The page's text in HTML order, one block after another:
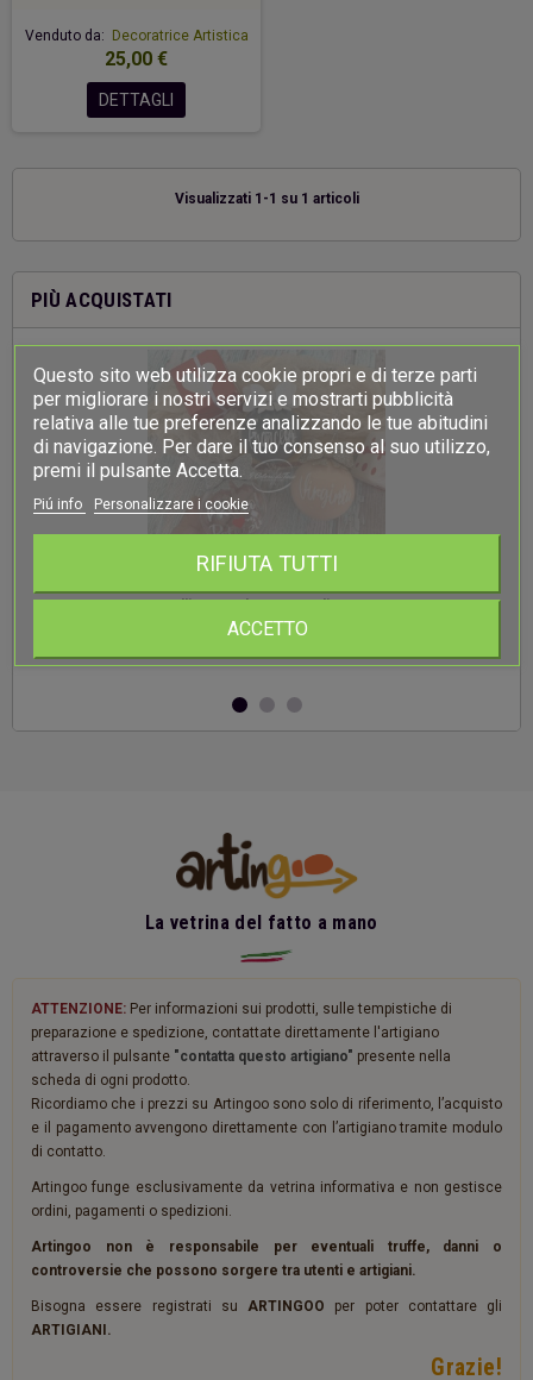
PIÙ ACQUISTATI
3,50 €
Venduto da: Decoratrice Artistica
25,00 €
DETTAGLI
Visualizzati 1-1 su 1 articoli
La vetrina del fatto a mano
ATTENZIONE: Per informazioni sui prodotti, sulle tempistiche di
preparazione e spedizione, contattate direttamente l'artigiano
attraverso il pulsante "contatta questo artigiano" presente nella
scheda di ogni prodotto.
Ricordiamo che i prezzi su Artingoo sono solo di riferimento, l’acquisto
e il pagamento avvengono direttamente con l’artigiano tramite modulo
di contatto.
Artingoo funge esclusivamente da vetrina informativa e non gestisce
ordini, pagamenti o spedizioni.
Artingoo non è responsabile per eventuali truffe, danni o
controversie che possono sorgere tra utenti e artigiani.
Bisogna essere registrati su ARTINGOO per poter contattare gli
ARTIGIANI.
Grazie!
Questo sito web utilizza cookie propri e di terze parti
per migliorare i nostri servizi e mostrarti pubblicità
relativa alle tue preferenze analizzando le tue abitudini
di navigazione. Per dare il tuo consenso al suo utilizzo,
premi il pulsante Accetta.
Piú info Personalizzare i cookie
RIFIUTA TUTTI
ACCETTO